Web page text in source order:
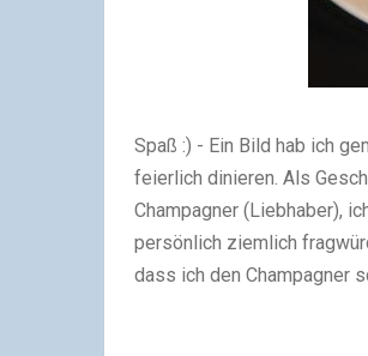
Spaß :) - Ein Bild hab ich
feierlich dinieren. Als
Champagner (Liebhaber),
persönlich ziemlich
dass ich den Champagner